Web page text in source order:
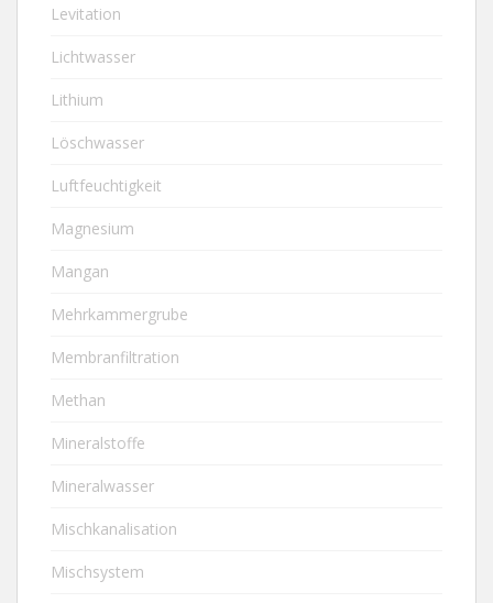
Levitation
Lichtwasser
Lithium
Löschwasser
Luftfeuchtigkeit
Magnesium
Mangan
Mehrkammergrube
Membranfiltration
Methan
Mineralstoffe
Mineralwasser
Mischkanalisation
Mischsystem